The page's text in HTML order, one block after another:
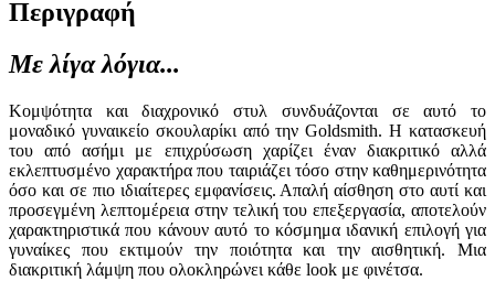
Περιγραφή
Με λίγα λόγια...
Κομψότητα και διαχρονικό στυλ συνδυάζονται σε αυτό το
μοναδικό γυναικείο σκουλαρίκι από την Goldsmith. Η κατασκευή
του από ασήμι με επιχρύσωση χαρίζει έναν διακριτικό αλλά
εκλεπτυσμένο χαρακτήρα που ταιριάζει τόσο στην καθημερινότητα
όσο και σε πιο ιδιαίτερες εμφανίσεις. Απαλή αίσθηση στο αυτί και
προσεγμένη λεπτομέρεια στην τελική του επεξεργασία, αποτελούν
χαρακτηριστικά που κάνουν αυτό το κόσμημα ιδανική επιλογή για
γυναίκες που εκτιμούν την ποιότητα και την αισθητική. Μια
διακριτική λάμψη που ολοκληρώνει κάθε look με φινέτσα.